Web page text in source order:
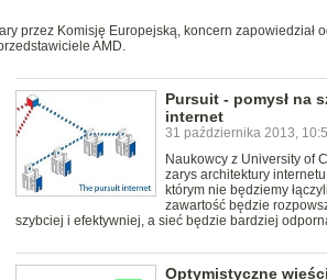
przez Komisję Europejską, koncern zapowiedział
AMD.
Pursuit - pomysł na
internet
31 października 2013,
Naukowcy z University of
zarys architektury
którym nie będziemy
zawartość będzie
szybciej i efektywniej, a sieć będzie bardziej
Optymistyczne